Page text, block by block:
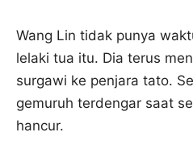
Wang Lin tidak punya
lelaki tua itu. Dia terus
surgawi ke penjara tato.
gemuruh terdengar saat
hancur.